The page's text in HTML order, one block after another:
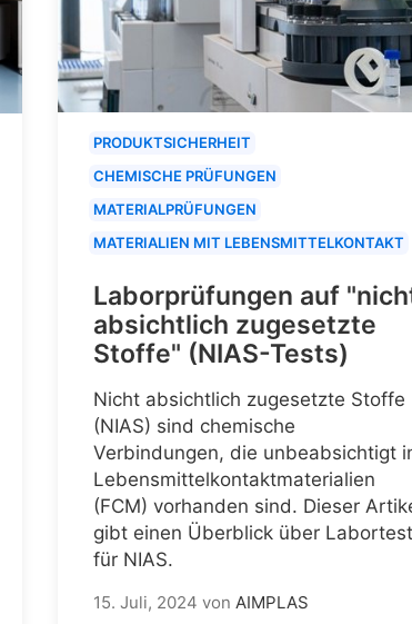
PRODUKTSICHERHEIT
CHEMISCHE PRÜFUNGEN
MATERIALPRÜFUNGEN
MATERIALIEN MIT LEBENSMITTELKONTAKT
Laborprüfungen auf
absichtlich zugesetzte
Stoffe" (NIAS-Tests)
Nicht absichtlich zugesetzte Stoffe
(NIAS) sind chemische
Verbindungen, die unbeabsichtigt
Lebensmittelkontaktmaterialien
(FCM) vorhanden sind. Dieser
gibt einen Überblick über
für NIAS.
15. Juli, 2024 von AIMPLAS